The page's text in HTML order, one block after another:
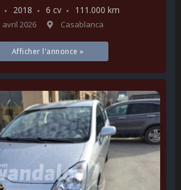
2018 6 cv 111.000 km
avril 2026 Casablanca
Afficher l'annonce »